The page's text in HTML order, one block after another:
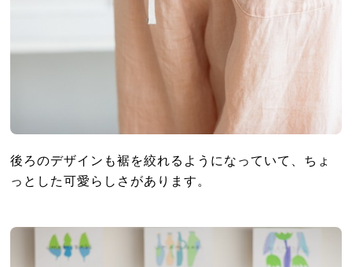
後ろのデザインも裾を絞れるようになっていて、ちょ
っとした可愛らしさがあります。